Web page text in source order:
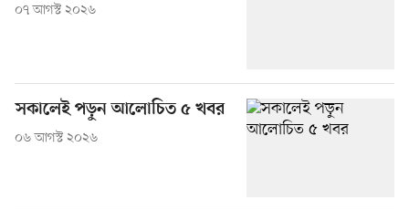
০৭ আগস্ট ২০২৬
সকালেই পড়ুন আলোচিত ৫ খবর
০৬ আগস্ট ২০২৬